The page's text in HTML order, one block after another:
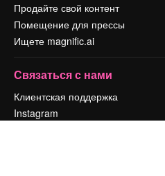
Продайте свой контент
Помещение для прессы
Ищете magnific.ai
Связаться с нами
Клиентская поддержка
Instagram